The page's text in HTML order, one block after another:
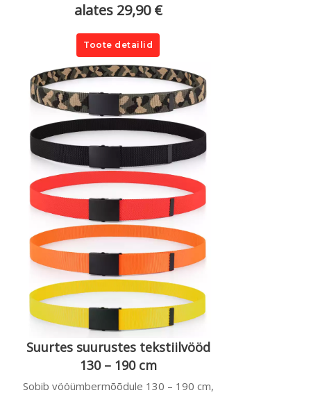
alates 29,90 €
Toote detailid
Suurtes suurustes tekstiilvööd
130 – 190 cm
Sobib vööümbermõõdule 130 – 190 cm,